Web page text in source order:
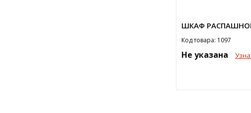
ШКАФ
Код товара: 1097
Не указана